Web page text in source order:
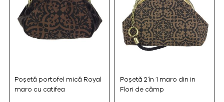
Poșetă portofel mică Royal
maro cu catifea
Poșetă 2 în 1 maro din in
Flori de câmp